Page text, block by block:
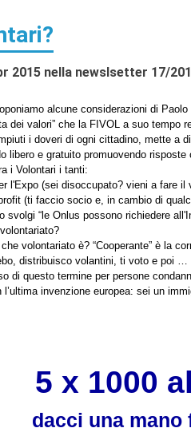
2015 nella newslsetter 17/
alcune considerazioni di
dei valori” che la FIVOL a suo tempo
i doveri di ogni cittadino, mette a
libero e gratuito promuovendo
i Volontari i tanti:
l'Expo (sei disoccupato? vieni a fare
(ti faccio socio e, in cambio di
svolgi “le Onlus possono richiedere
volontariato è? “Cooperante” è la
distribuisco volantini, ti voto e poi
di questo termine per persone
invenzione europea: sei un
5 x 1000 al
dacci una mano